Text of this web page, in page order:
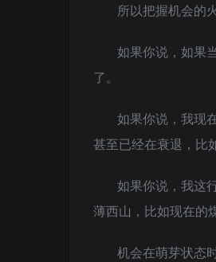
所以把握机会的
如果你说，如果
了。
如果你说，我现
甚至已经在衰退，比
如果你说，我这
薄西山，比如现在的
机会在萌芽状态